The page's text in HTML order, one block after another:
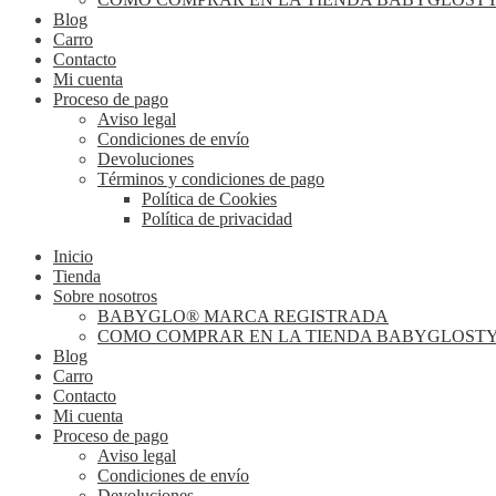
Blog
Carro
Contacto
Mi cuenta
Proceso de pago
Aviso legal
Condiciones de envío
Devoluciones
Términos y condiciones de pago
Política de Cookies
Política de privacidad
Inicio
Tienda
Sobre nosotros
BABYGLO® MARCA REGISTRADA
COMO COMPRAR EN LA TIENDA
Blog
Carro
Contacto
Mi cuenta
Proceso de pago
Aviso legal
Condiciones de envío